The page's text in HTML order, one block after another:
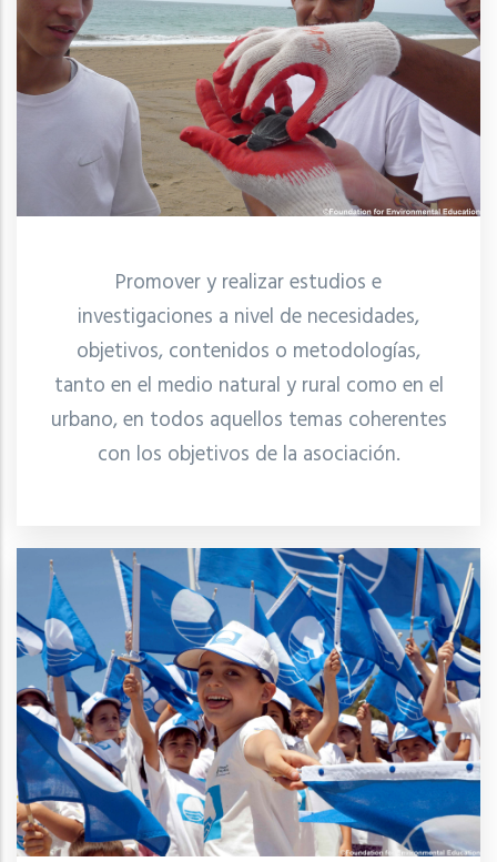
Promover y realizar estudios e
investigaciones a nivel de necesidades,
objetivos, contenidos o metodologías,
tanto en el medio natural y rural como en el
urbano, en todos aquellos temas coherentes
con los objetivos de la asociación.